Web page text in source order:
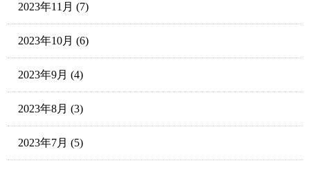
2023年11月 (7)
2023年10月 (6)
2023年9月 (4)
2023年8月 (3)
2023年7月 (5)